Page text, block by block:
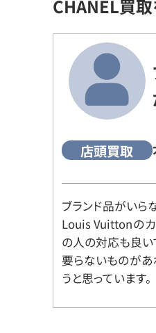
CHANEL買
店頭買取
ブランド品がいら
Louis Vuittonの
の人の対応も良い
要らないものがあ
うと思っています。